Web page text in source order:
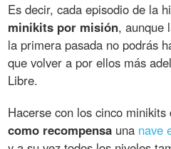
Es decir, cada episodio de la
minikits por misión, aunque
la primera pasada no podrás
que volver a por ellos más
Libre.
Hacerse con los cinco
como recompensa una nave